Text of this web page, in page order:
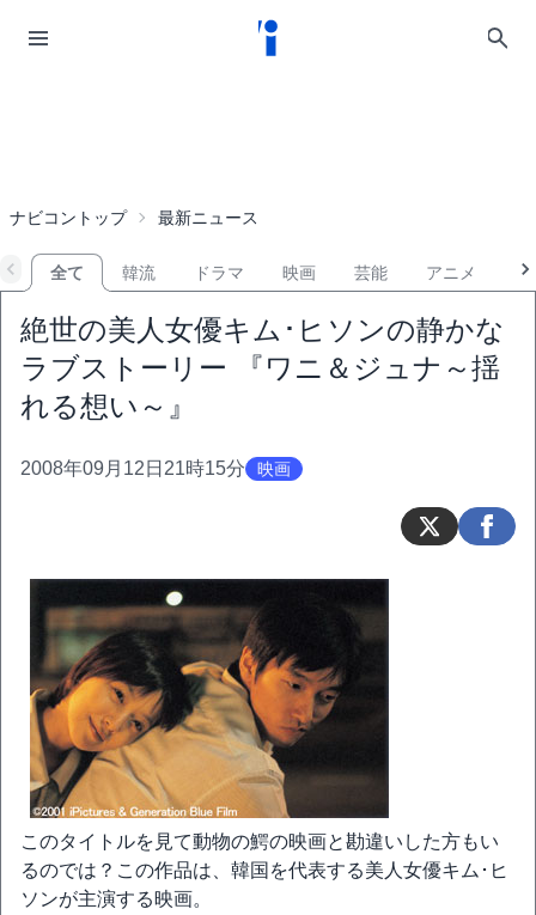
ナビコントップ 最新ニュース
全て 韓流 ドラマ 映画 芸能 アニメ
絶世の美人女優キム･ヒソンの静かな
ラブストーリー 『ワニ＆ジュナ～揺
れる想い～』
2008年09月12日21時15分 映画
このタイトルを見て動物の鰐の映画と勘違いした方もい
るのでは？この作品は、韓国を代表する美人女優キム･ヒ
ソンが主演する映画。